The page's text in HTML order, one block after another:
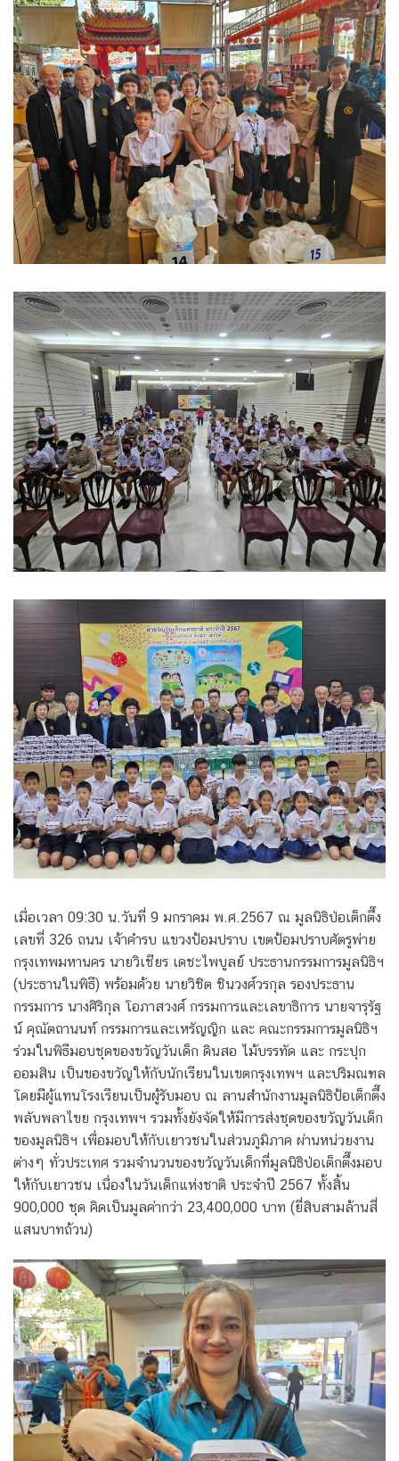
เมื่อเวลา 09:30 น.วันที่ 9 มกราคม พ.ศ.2567 ณ มูลนิธิป่อเต็กตึ๊ง
เลขที่ 326 ถนน เจ้าคำรบ แขวงป้อมปราบ เขตป้อมปราบศัตรูพ่าย
กรุงเทพมหานคร นายวิเชียร เดชะไพบูลย์ ประธานกรรมการมูลนิธิฯ
(ประธานในพิธี) พร้อมด้วย นายวิชิต ชินวงศ์วรกุล รองประธาน
กรรมการ นางศิริกุล โอภาสวงศ์ กรรมการและเลขาธิการ นายจารุรัฐ
น์ คุณัตถานนท์ กรรมการและเหรัญญิก และ คณะกรรมการมูลนิธิฯ
ร่วมในพิธีมอบชุดของขวัญวันเด็ก ดินสอ ไม้บรรทัด และ กระปุก
ออมสิน เป็นของขวัญให้กับนักเรียนในเขตกรุงเทพฯ และปริมณฑล
โดยมีผู้แทนโรงเรียนเป็นผู้รับมอบ ณ ลานสำนักงานมูลนิธิป้อเต็กตึ๊ง
พลับพลาไขย กรุงเทพฯ รวมทั้งยังจัดให้มีการส่งชุดของขวัญวันเด็ก
ของมูลนิธิฯ เพื่อมอบให้กับเยาวชนในส่วนภูมิภาค ผ่านหน่วยงาน
ต่างๆ ทั่วประเทศ รวมจำนวนของขวัญวันเด็กที่มูลนิธิป่อเต็กตึ๊งมอบ
ให้กับเยาวชน เนื่องในวันเด็กแห่งชาติ ประจำปี 2567 ทั้งสิ้น
900,000 ชุด คิดเป็นมูลค่ากว่า 23,400,000 บาท (ยี่สิบสามล้านสี่
แสนบาทถ้วน)